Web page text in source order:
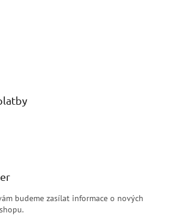
budeme zasílat informace o nových